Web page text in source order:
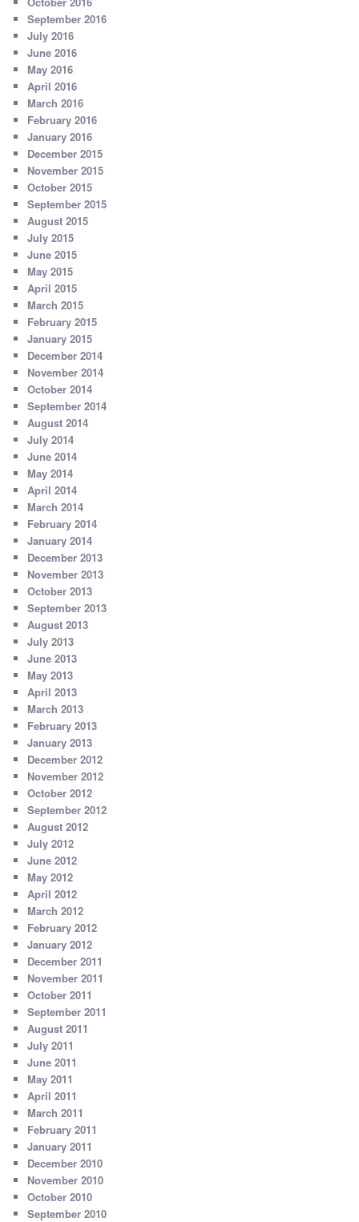
September 2016
July 2016
June 2016
May 2016
April 2016
March 2016
February 2016
January 2016
December 2015
November 2015
October 2015
September 2015
August 2015
July 2015
June 2015
May 2015
April 2015
March 2015
February 2015
January 2015
December 2014
November 2014
October 2014
September 2014
August 2014
July 2014
June 2014
May 2014
April 2014
March 2014
February 2014
January 2014
December 2013
November 2013
October 2013
September 2013
August 2013
July 2013
June 2013
May 2013
April 2013
March 2013
February 2013
January 2013
December 2012
November 2012
October 2012
September 2012
August 2012
July 2012
June 2012
May 2012
April 2012
March 2012
February 2012
January 2012
December 2011
November 2011
October 2011
September 2011
August 2011
July 2011
June 2011
May 2011
April 2011
March 2011
February 2011
January 2011
December 2010
November 2010
October 2010
September 2010